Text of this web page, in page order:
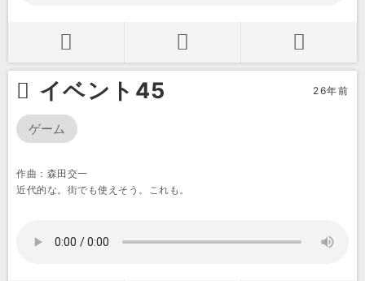
イベント45 26年前
ゲーム
作曲：森田交一
近代的な。街でも使えそう。これも。